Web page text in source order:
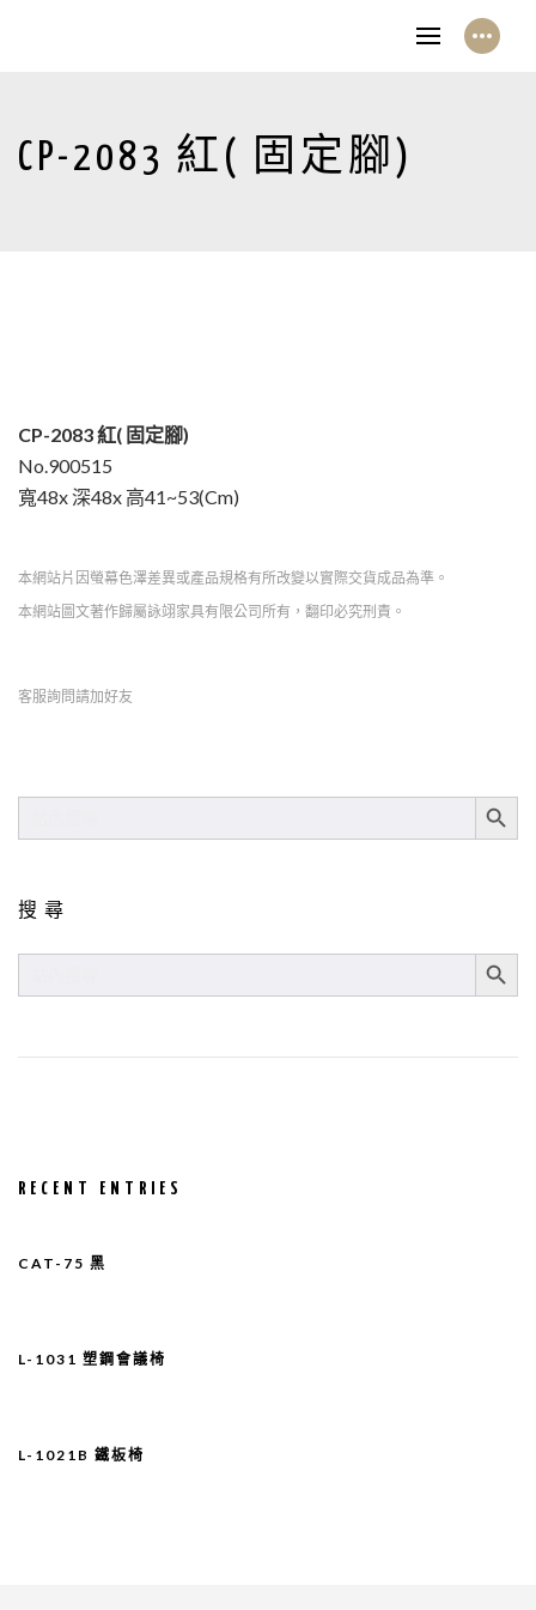
CP-2083 紅( 固定腳)
CP-2083 紅( 固定腳)
No.900515
寬48x 深48x 高41~53(Cm)
本網站片因螢幕色澤差異或產品規格有所改變以實際交貨成品為準。
本網站圖文著作歸屬詠翊家具有限公司所有，翻印必究刑責。
客服詢問請加好友
SEARCH
SEARCH
搜尋
SEARCH
SEARCH
RECENT ENTRIES
CAT-75 黑
L-1031 塑鋼會議椅
L-1021B 鐵板椅